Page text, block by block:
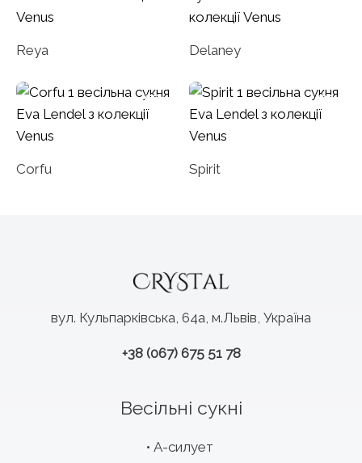
Reya Delaney
Corfu Spirit
вул. Кульпарківська, 64а, м.Львів, Україна
+38 (067) 675 51 78
Весільні сукні
А-силует